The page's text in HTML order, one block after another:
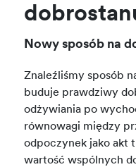
Nowy sposób na
Znaleźliśmy sposób
buduje prawdziwy
odżywiania po
równowagi między
odpoczynek jako akt
wartość wspólnych